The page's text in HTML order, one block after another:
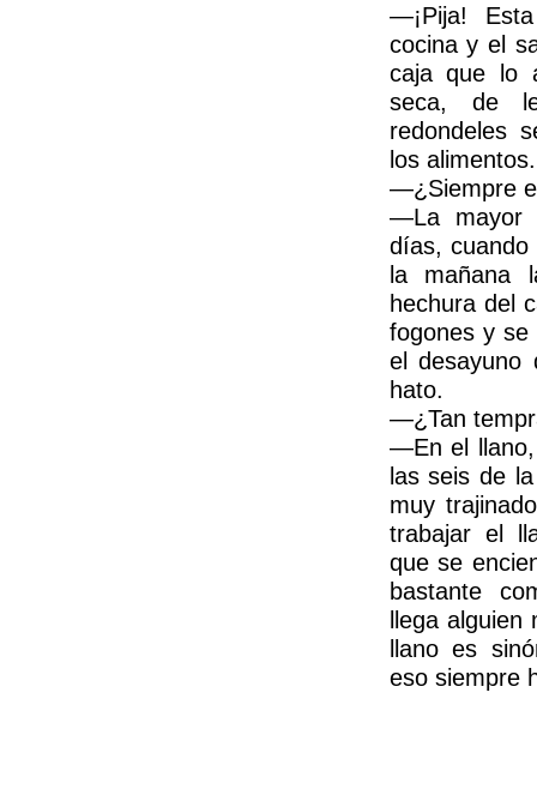
—¡Pija!
cocina y el
caja que lo
seca, de
redondeles
los alimentos.
—¿Siempre
—La mayor
días,
la mañana
hechura del
fogones y se
el desayuno
hato.
—¿Tan
—En el llano,
las seis de
muy
trabajar el
que se
bastante
llega
llano es
eso siempre